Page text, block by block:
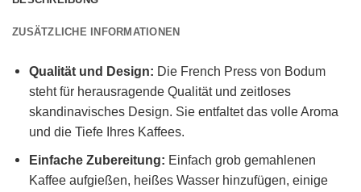
ZUSÄTZLICHE INFORMATIONEN
Qualität und Design: Die French Press von Bodum
steht für herausragende Qualität und zeitloses
skandinavisches Design. Sie entfaltet das volle Aroma
und die Tiefe Ihres Kaffees.
Einfache Zubereitung: Einfach grob gemahlenen
Kaffee aufgießen, heißes Wasser hinzufügen, einige